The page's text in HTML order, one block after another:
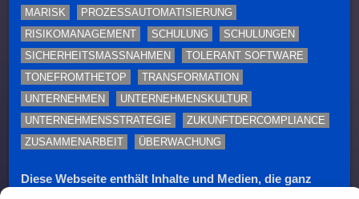
MARISK
PROZESSAUTOMATISIERUNG
RISIKOMANAGEMENT
SCHULUNG
SCHULUNGEN
SICHERHEITSMASSNAHMEN
TOLERANT SOFTWARE
TONEFROMTHETOP
TRANSFORMATION
UNTERNEHMEN
UNTERNEHMENSKULTUR
UNTERNEHMENSSTRATEGIE
ZUKUNFTDERCOMPLIANCE
ZUSAMMENARBEIT
ÜBERWACHUNG
Diese Webseite enthält Inhalte und Medien, die ganz